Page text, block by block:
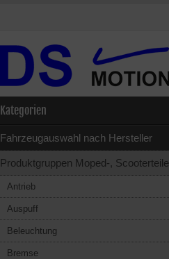
Kategorien
Fahrzeugauswahl nach Hersteller
Produktgruppen Moped-, Scooterteile
Antrieb
Auspuff
Beleuchtung
Bremse